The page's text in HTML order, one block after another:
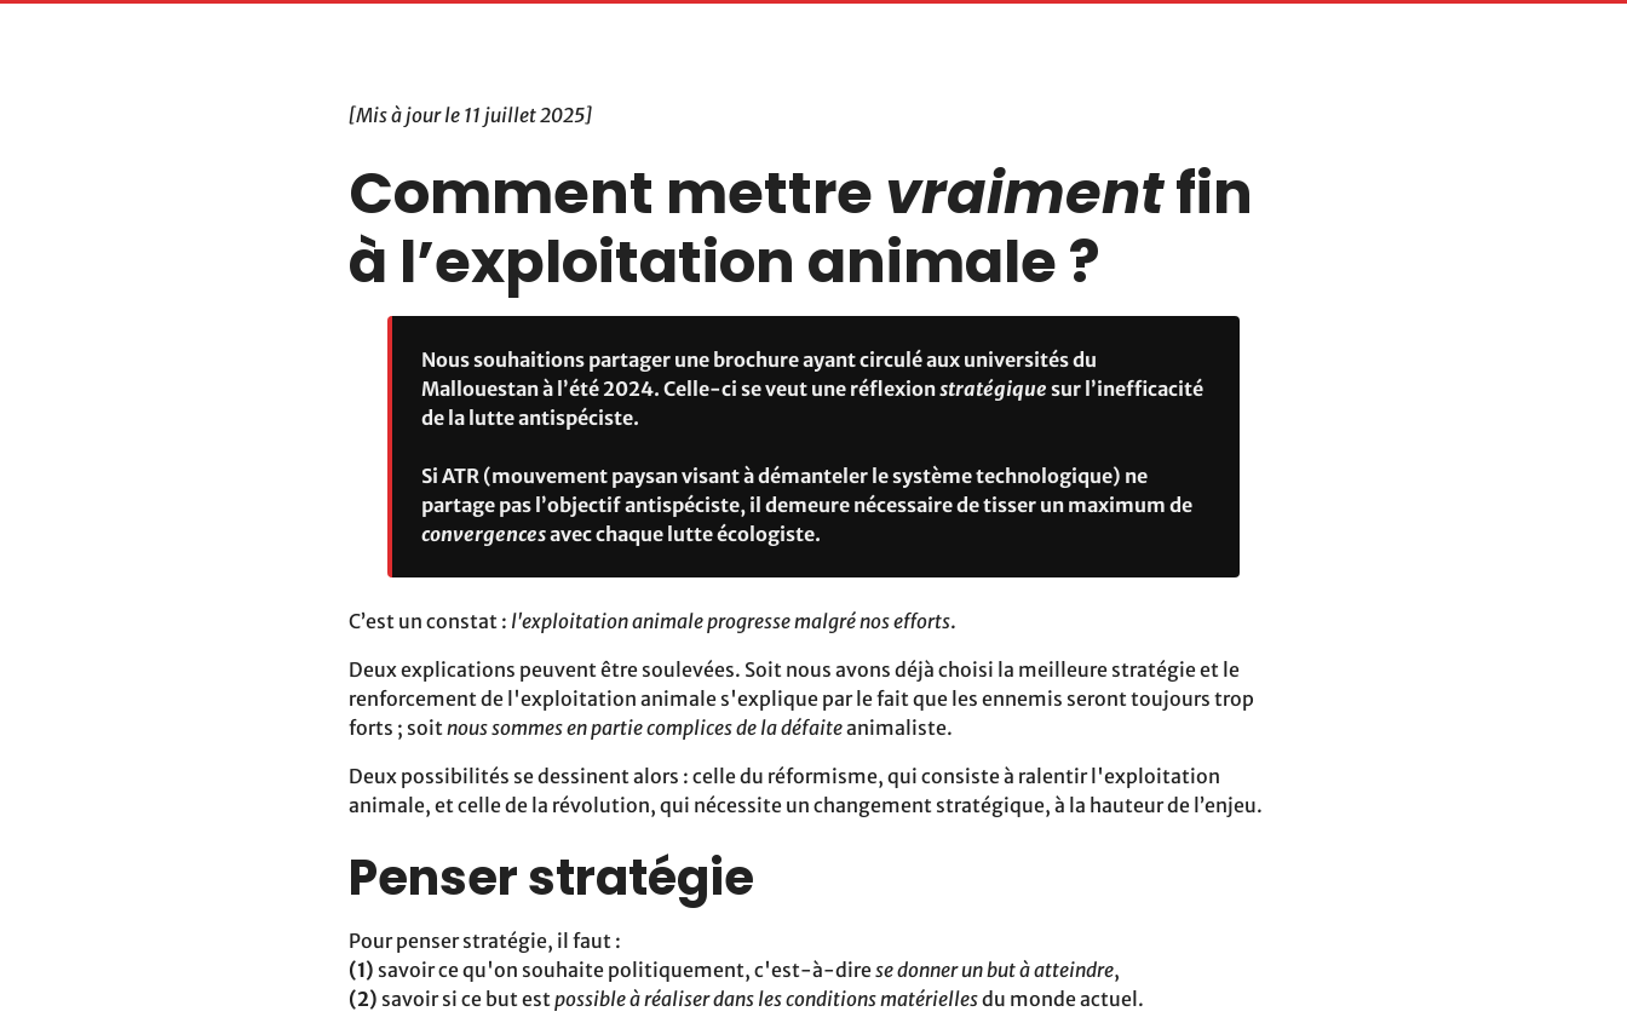
[Mis à jour le 11 juillet 2025]
Comment mettrevraimentfin
à l’exploitation animale ?
Nous souhaitions partager une brochure ayant circulé aux universités du
Mallouestan à l’été 2024. Celle-ci se veut une réflexionstratégique sur l’inefficacité
de la lutte antispéciste.
Si ATR (mouvement paysan visant à démanteler le système technologique) ne
partage pas l’objectif antispéciste, il demeure nécessaire de tisser un maximum de
convergencesavec chaque lutte écologiste.
C’est un constat : l'exploitation animale progresse malgré nos efforts.
Deux explications peuvent être soulevées. Soit nous avons déjà choisi la meilleure stratégie et le
renforcement de l'exploitation animale s'explique par le fait que les ennemis seront toujours trop
forts ; soitnous sommes en partie complices de la défaiteanimaliste.
Deux possibilités se dessinent alors : celle du réformisme, qui consiste à ralentir l'exploitation
animale, et celle de la révolution, qui nécessite un changement stratégique, à la hauteur de l’enjeu.
Penser stratégie
Pour penser stratégie, il faut :
(1) savoir ce qu'on souhaite‬ politiquement, c'est-à-direse donner un but à atteindre,
(2) savoir si ce but estpossible‬ à réaliser dans les conditions matériellesdu monde actuel.